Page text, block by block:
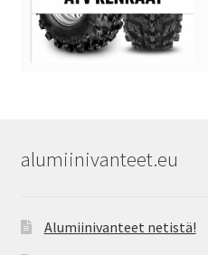
alumiinivanteet.eu
Alumiinivanteet netistä!